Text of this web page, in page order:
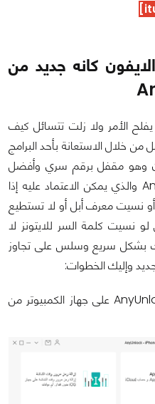
كانه جديد من
الأمر ولا زلت تتسائل كيف
من خلال الاستعانة بأحد البرامج
وهو مقفل برقم سري وأفضل
برامج فرمتة الايفون هو AnyUnlock والذي يمكن الاعتماد عليه إذا
نسيت معرف أبل أو لا تستطيع
نسيت كلمة السر للايتونز لا
بشكل سريع وسلس على تجاوز
وإليك الخطوات: